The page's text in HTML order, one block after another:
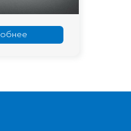
Подробнее